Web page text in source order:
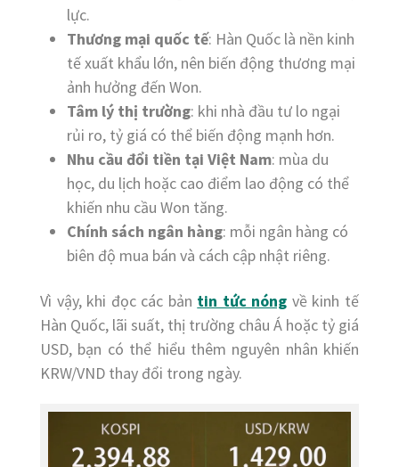
lực.
Thương mại quốc tế: Hàn Quốc là nền kinh
tế xuất khẩu lớn, nên biến động thương mại
ảnh hưởng đến Won.
Tâm lý thị trường: khi nhà đầu tư lo ngại
rủi ro, tỷ giá có thể biến động mạnh hơn.
Nhu cầu đổi tiền tại Việt Nam: mùa du
học, du lịch hoặc cao điểm lao động có thể
khiến nhu cầu Won tăng.
Chính sách ngân hàng: mỗi ngân hàng có
biên độ mua bán và cách cập nhật riêng.
Vì vậy, khi đọc các bản tin tức nóng về kinh tế
Hàn Quốc, lãi suất, thị trường châu Á hoặc tỷ giá
USD, bạn có thể hiểu thêm nguyên nhân khiến
KRW/VND thay đổi trong ngày.